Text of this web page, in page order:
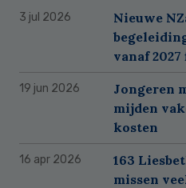
3 jul 2026
Nieuwe
vanaf
19 jun 2026
Jongeren
mijden
kosten
16 apr 2026
163
missen